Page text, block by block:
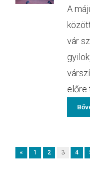
A
vár
előre
« 1 2 3 4